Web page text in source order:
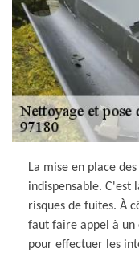
La mise en place
indispensable. C'est
risques de fuites. À
faut faire appel à un
pour effectuer les